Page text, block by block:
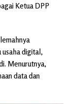
Ketua DPP
digital,
Menurutnya,
data dan